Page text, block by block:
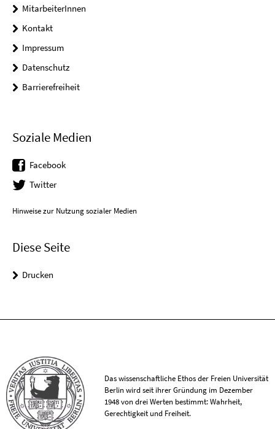
MitarbeiterInnen
Kontakt
Impressum
Datenschutz
Barrierefreiheit
Soziale Medien
Facebook
Twitter
Hinweise zur Nutzung sozialer Medien
Diese Seite
Drucken
Das wissenschaftliche Ethos der Freien Universität
Berlin wird seit ihrer Gründung im Dezember
1948 von drei Werten bestimmt: Wahrheit,
Gerechtigkeit und Freiheit.